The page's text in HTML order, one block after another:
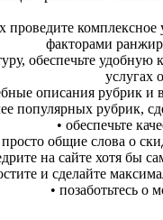
комплексное
факторами
обеспечьте
услугах
описания рубрик
популярных рубрик,
• обеспечьте
просто общие слова о
на сайте хотя бы
и сделайте
• позаботьтесь о